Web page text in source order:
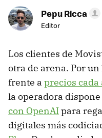
Pepu Ricca
Editor
Los clientes de
otra de arena. Por
frente a precios cada
la operadora dispone
con OpenAIpara
digitales más